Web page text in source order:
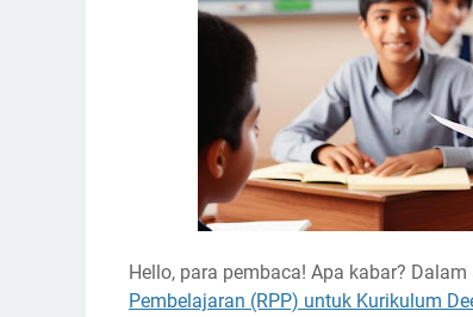
Hello, para pembaca! Apa kabar?
Pembelajaran (RPP) untuk Kurikulum